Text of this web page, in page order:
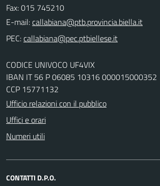
Fax: 015 745210
E-mail:
PEC:
CODICE UNIVOCO UF4VIX
IBAN IT 56 P 06085 10316 000015000352
CCP 15771132
Ufficio relazioni con il pubblico
Uffici e orari
Numeri utili
CONTATTI D.P.O.